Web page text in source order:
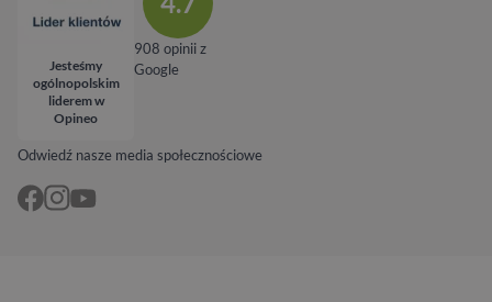
Odwiedź nasze media społecznościowe
Jesteśmy
ogólnopolskim
liderem w
Opineo
908 opinii z
Google